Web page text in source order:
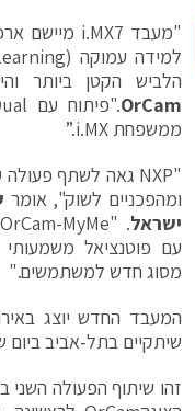
הלביש הקטן ביותר
OrCam
ממשפחת i.MX.”
ומהפכניים לשוק", אומר
ישראל
עם פוטנציאל משמעותי
מסוג חדש למשתמשים."
שיתקיים בתל-אביב ביום שלישי,